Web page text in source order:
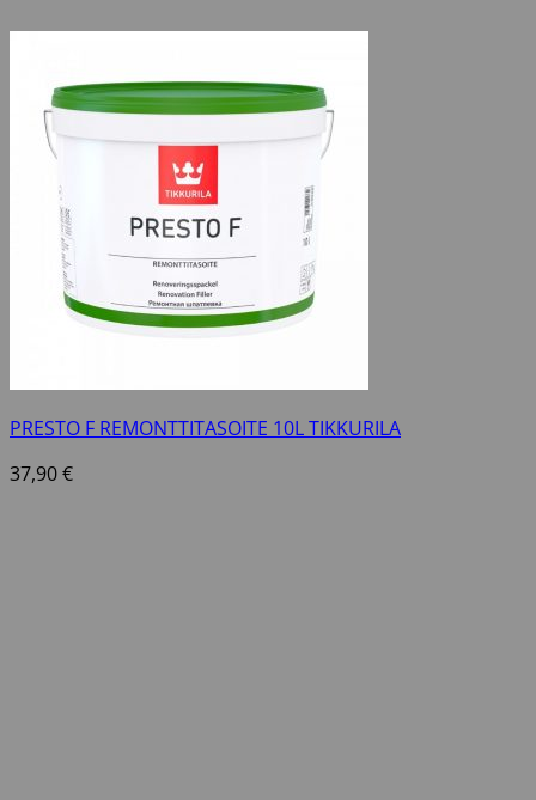
PRESTO F REMONTTITASOITE 10L TIKKURILA
37,90€